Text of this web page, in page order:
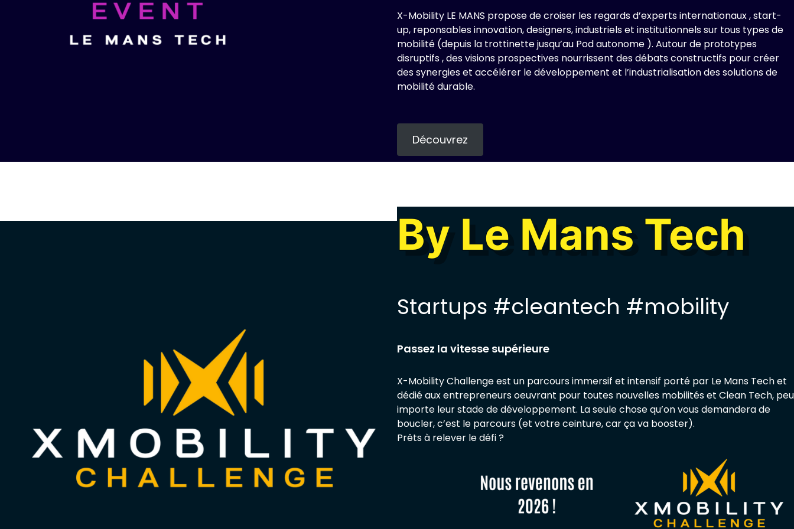
X-Mobility LE MANS propose de croiser les regards d’experts internationaux , start-
up, reponsables innovation, designers, industriels et institutionnels sur tous types de
mobilité (depuis la trottinette jusqu’au Pod autonome ). Autour de prototypes
disruptifs , des visions prospectives nourrissent des débats constructifs pour créer
des synergies et accélérer le développement et l’industrialisation des solutions de
mobilité durable.
Découvrez
By Le Mans Tech
Startups #cleantech #mobility
Passez la vitesse supérieure
X-Mobility Challenge est un parcours immersif et intensif porté par Le Mans Tech et
dédié aux entrepreneurs oeuvrant pour toutes nouvelles mobilités et Clean Tech, peu
importe leur stade de développement. La seule chose qu’on vous demandera de
boucler, c’est le parcours (et votre ceinture, car ça va booster).
Prêts à relever le défi ?